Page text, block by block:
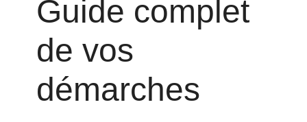
Guide complet
de vos
démarches